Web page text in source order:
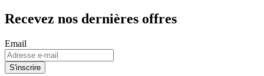
Recevez nos dernières offres
Email
S'inscrire